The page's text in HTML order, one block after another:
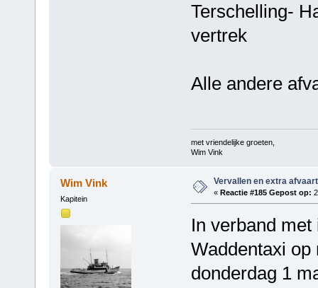
Terschelling-
vertrek
Alle andere
met vriendelijke groeten,
Wim Vink
Wim Vink
Kapitein
Vervallen en extra
« Reactie #185 Gepost op:
In verband
Waddentaxi op
donderdag 1